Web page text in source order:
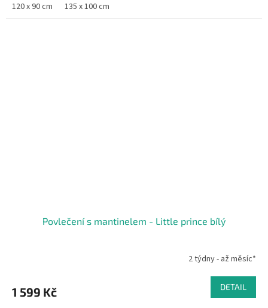
120 x 90 cm 135 x 100 cm
Povlečení s mantinelem - Little prince bílý
2 týdny - až měsíc*
1 599 Kč DETAIL